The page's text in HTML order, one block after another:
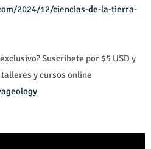
2024/12/ciencias-de-la-tierra-
Suscríbete por $5 USD y
y cursos online